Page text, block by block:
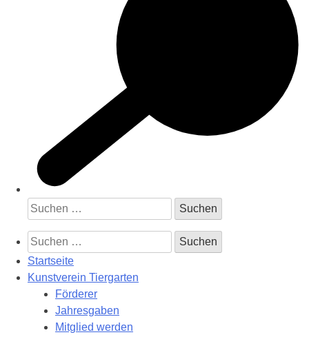
Suchen
nach:
Suchen
nach:
Startseite
Kunstverein Tiergarten
Förderer
Jahresgaben
Mitglied werden